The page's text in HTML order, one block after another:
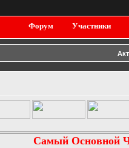
Форум Участники
Самый Основной